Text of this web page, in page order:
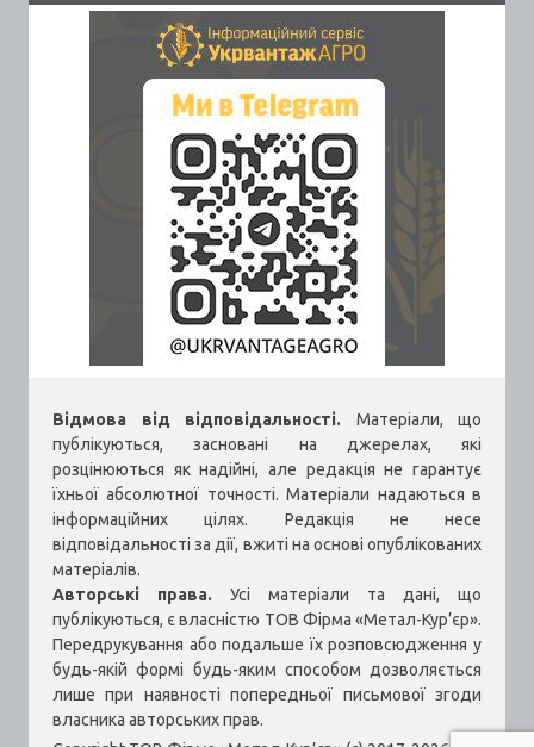
Відмова від відповідальності. Матеріали, що
публікуються, засновані на джерелах, які
розцінюються як надійні, але редакція не гарантує
їхньої абсолютної точності. Матеріали надаються в
інформаційних цілях. Редакція не несе
відповідальності за дії, вжиті на основі опублікованих
матеріалів.
Авторські права. Усі матеріали та дані, що
публікуються, є власністю ТОВ Фірма «Метал-Кур’єр».
Передрукування або подальше їх розповсюдження у
будь-якій формі будь-яким способом дозволяється
лише при наявності попередньої письмової згоди
власника авторських прав.